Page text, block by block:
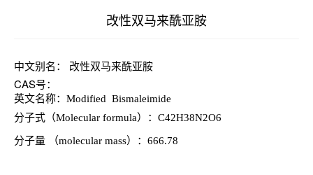
改性双马来酰亚胺
中文别名： 改性双马来酰亚胺
CAS号：
英文名称：Modified Bismaleimide
分子式（Molecular formula）：C42H38N2O6
分子量 （molecular mass）：666.78